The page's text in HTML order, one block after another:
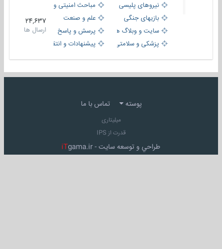
نیروهای پلیسی
مباحث امنیتی و اطلاعاتی
بازیهای جنگی
علم و صنعت
سایت و وبلاگ ها
پرسش و پاسخ
پزشکی و سلامتی
پیشنهادات و انتقادات
24,637
ارسال ها
پوسته تماس با ما
میلیتاری
قدرت از IPS
طراحي و توسعه سايت - iTgama.ir